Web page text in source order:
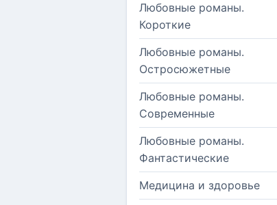
Любовные романы.
Короткие
Любовные романы.
Остросюжетные
Любовные романы.
Современные
Любовные романы.
Фантастические
Медицина и здоровье